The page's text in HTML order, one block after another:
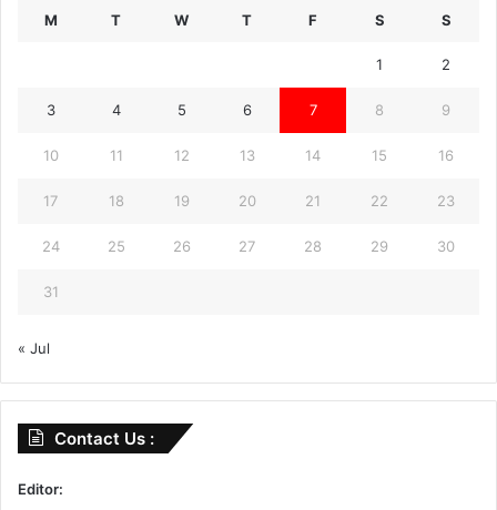
M T W T F S S
1 2
3 4 5 6 7 8 9
10 11 12 13 14 15 16
17 18 19 20 21 22 23
24 25 26 27 28 29 30
31
« Jul
Contact Us :
Editor: